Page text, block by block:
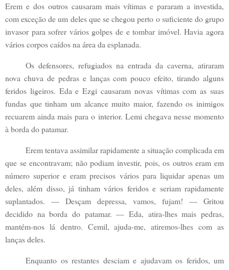
Erem e dos outros causaram mais vítimas e pararam a investida,
com exceção de um deles que se chegou perto o suficiente do grupo
invasor para sofrer vários golpes de e tombar imóvel. Havia agora
vários corpos caídos na área da esplanada.
Os defensores, refugiados na entrada da caverna, atiraram
nova chuva de pedras e lanças com pouco efeito, tirando alguns
feridos ligeiros. Eda e Ezgi causaram novas vítimas com as suas
fundas que tinham um alcance muito maior, fazendo os inimigos
recuarem ainda mais para o interior. Lemi chegava nesse momento
à borda do patamar.
Erem tentava assimilar rapidamente a situação complicada em
que se encontravam; não podiam investir, pois, os outros eram em
número superior e eram precisos vários para liquidar apenas um
deles, além disso, já tinham vários feridos e seriam rapidamente
suplantados. — Desçam depressa, vamos, fujam! — Gritou
decidido na borda do patamar. — Eda, atira-lhes mais pedras,
mantém-nos lá dentro. Cemil, ajuda-me, atiremos-lhes com as
lanças deles.
Enquanto os restantes desciam e ajudavam os feridos, um